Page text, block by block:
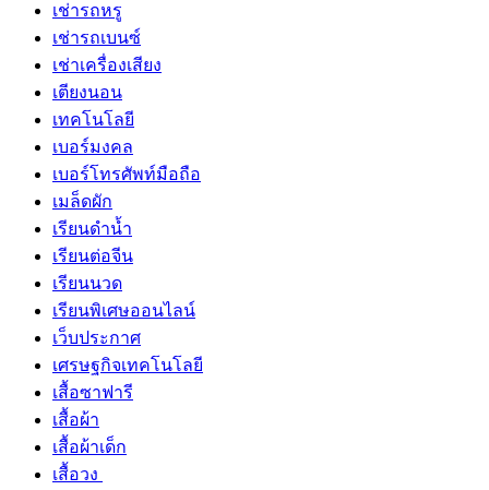
เช่ารถหรู
เช่ารถเบนซ์
เช่าเครื่องเสียง
เตียงนอน
เทคโนโลยี
เบอร์มงคล
เบอร์โทรศัพท์มือถือ
เมล็ดผัก
เรียนดำน้ำ
เรียนต่อจีน
เรียนนวด
เรียนพิเศษออนไลน์
เว็บประกาศ
เศรษฐกิจเทคโนโลยี
เสื้อซาฟารี
เสื้อผ้า
เสื้อผ้าเด็ก
เสื้อวง